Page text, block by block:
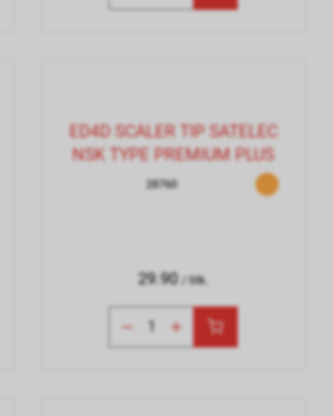
ED4D SCALER TIP SATELEC
NSK TYPE PREMIUM PLUS
28760
29.90 / Stk.